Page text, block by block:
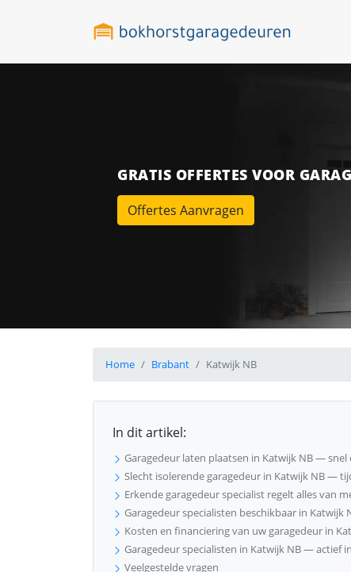
GRATIS OFFERTES VOOR
Offertes Aanvragen
Home Brabant Katwijk NB
In dit artikel:
Garagedeur laten plaatsen in Katwijk NB — snel
Slecht isolerende garagedeur in Katwijk NB —
Erkende garagedeur specialist regelt alles van
Garagedeur specialisten beschikbaar in Katwijk
Kosten en financiering van uw garagedeur in
Garagedeur specialisten in Katwijk NB — actief
Veelgestelde vragen